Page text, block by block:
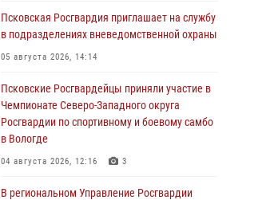
Псковская Росгвардия приглашает на службу
в подразделениях вневедомственной охраны
05 августа 2026, 14:14
Псковские Росгвардейцы приняли участие в
Чемпионате Северо-Западного округа
Росгвардии по спортивному и боевому самбо
в Вологде
04 августа 2026, 12:16 3
В региональном Управление Росгвардии